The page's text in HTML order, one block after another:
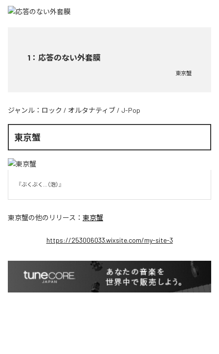
1 ： 応答のない外套膜
東京蟹
ジャンル： ロック / オルタナティブ / J-Pop
東京蟹
『ぶくぶく...（泡）』
東京蟹の他のリリース： 東京蟹
https://253006033.wixsite.com/my-site-3